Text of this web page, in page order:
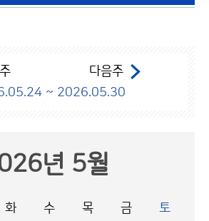
다음주
~ 2026.05.30
년 5월
화 수 목 금
토